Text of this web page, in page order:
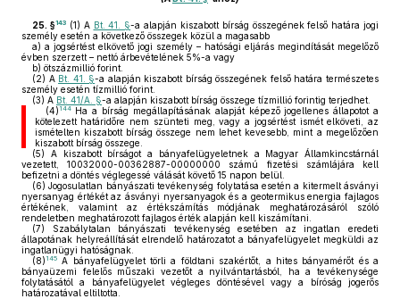
25. §143 (1) A Bt. 41. §-a alapján kiszabott bírság összegének felső határa jogi
személy esetén a következő összegek közül a magasabb
a) a jogsértést elkövető jogi személy – hatósági eljárás megindítását megelőző
évben szerzett – nettó árbevételének 5%-a vagy
b) ötszázmillió forint.
(2) A Bt. 41. §-a alapján kiszabott bírság összegének felső határa természetes
személy esetén tízmillió forint.
(3) A Bt. 41/A. §-a alapján kiszabott bírság összege tízmillió forintig terjedhet.
(4) 144Ha a bírság megállapításának alapját képező jogellenes állapotot a
kötelezett határidőre nem szünteti meg, vagy a jogsértést ismét elköveti, az
ismételten kiszabott bírság összege nem lehet kevesebb, mint a megelőzően
kiszabott bírság összege.
(5) A kiszabott bírságot a bányafelügyeletnek a Magyar Államkincstárnál
vezetett, 10032000-00362887-00000000 számú fizetési számlájára kell
befizetni a döntés véglegessé válását követő 15 napon belül.
(6) Jogosulatlan bányászati tevékenység folytatása esetén a kitermelt ásványi
nyersanyag értékét az ásványi nyersanyagok és a geotermikus energia fajlagos
értékének, valamint az értékszámítás módjának meghatározásáról szóló
rendeletben meghatározott fajlagos érték alapján kell kiszámítani.
(7) Szabálytalan bányászati tevékenység esetében az ingatlan eredeti
állapotának helyreállítását elrendelő határozatot a bányafelügyelet megküldi az
ingatlanügyi hatóságnak.
(8) 145 A bányafelügyelet törli a földtani szakértőt, a hites bányamérőt és a
bányaüzemi felelős műszaki vezetőt a nyilvántartásból, ha a tevékenysége
folytatásától a bányafelügyelet végleges döntésével vagy a bíróság jogerős
határozatával eltiltotta.